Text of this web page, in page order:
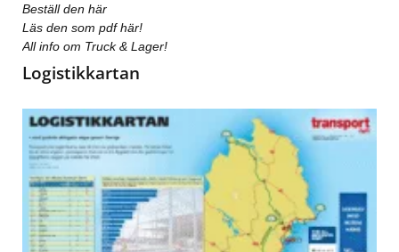
Beställ den här
Läs den som pdf här!
All info om Truck & Lager!
Logistikkartan